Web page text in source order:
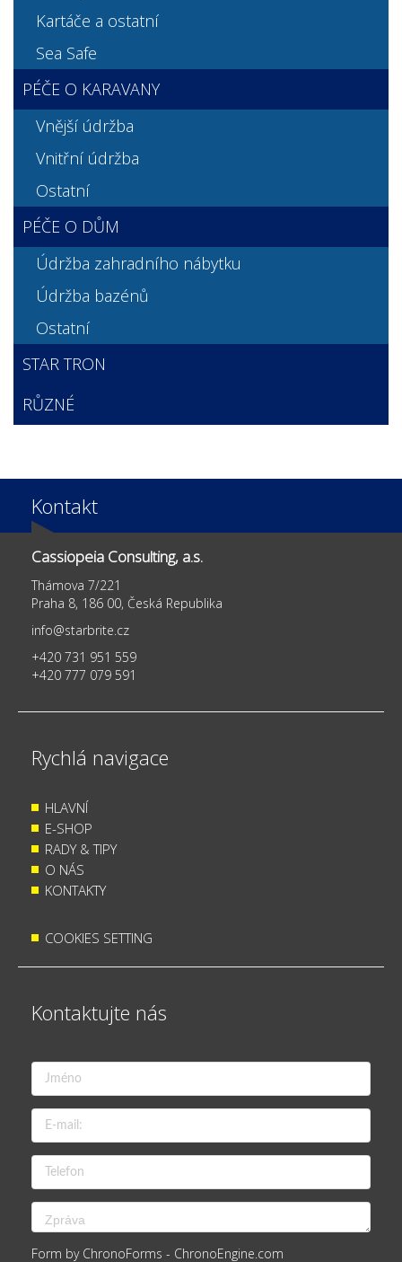
Kartáče a ostatní
Sea Safe
PÉČE O KARAVANY
Vnější údržba
Vnitřní údržba
Ostatní
PÉČE O DŮM
Údržba zahradního nábytku
Údržba bazénů
Ostatní
STAR TRON
RŮZNÉ
Kontakt
Cassiopeia Consulting, a.s.
Thámova 7/221
Praha 8, 186 00, Česká Republika
info@starbrite.cz
+420 731 951 559
+420 777 079 591
Rychlá navigace
HLAVNÍ
E-SHOP
RADY & TIPY
O NÁS
KONTAKTY
COOKIES SETTING
Kontaktujte nás
Form by ChronoForms - ChronoEngine.com